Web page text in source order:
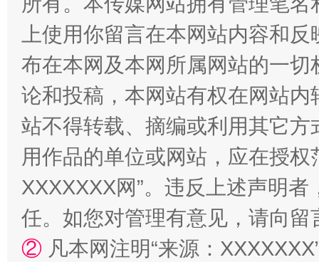
招工难、用工荒背后
网上购药对药下症？
上使用你留言在本网站内容和
布在本网及本网所属网站的一
论和投稿，本网站有权在网站
站不得转载、摘编或利用其它
用作品的单位或网站，应在授
XXXXXXX网”。违反上述声明
任。如您对管理有意见，请向
② 凡本网注明“来源：